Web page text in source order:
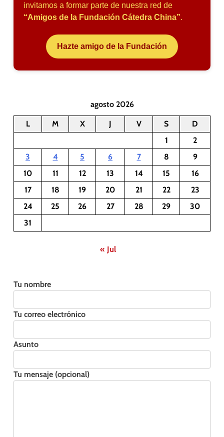
invitamos a formar parte de nuestra red de
“Amigos de la Fundación Cátedra China”.
Hazte amigo de la Fundación
agosto 2026
L M X J V S
D
1
2
3
4 5 6 7 8
9
10
11 12 13 14 15
16
17
18 19 20 21 22
23
24
25 26 27 28 29
30
31
« Jul
Tu nombre
Tu correo electrónico
Asunto
Tu mensaje (opcional)